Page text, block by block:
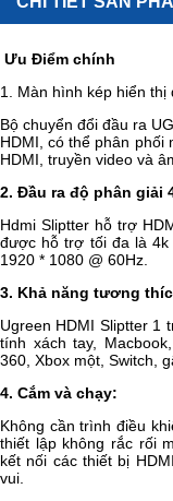
Ưu Điểm chính
1. Màn hình kép hiển thị
Bộ chuyển đổi đầu ra
HDMI, có thể phân phối
HDMI, truyền video và
2. Đầu ra độ phân giải
Hdmi Sliptter hỗ trợ
được hỗ trợ tối đa là 4k
1920 * 1080 @ 60Hz.
3. Khả năng tương
Ugreen HDMI Sliptter 1
tính xách tay,
360, Xbox một, Switch,
4. Cắm và chạy:
Không cần trình điều
thiết lập không rắc rối
kết nối các thiết bị
vui.